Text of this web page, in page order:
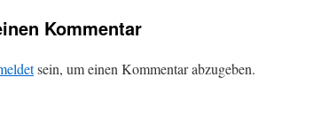
Kommentar
sein, um einen Kommentar abzugeben.